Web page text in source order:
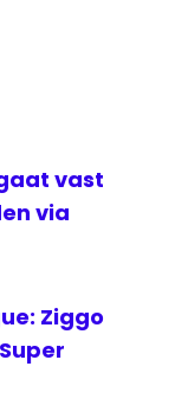
vast
via
Ziggo